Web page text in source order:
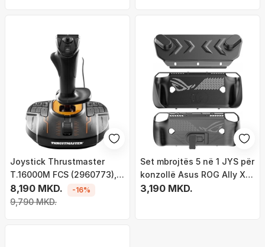
Joystick Thrustmaster
T.16000M FCS (2960773), i
zi
8,190 MKD.
9,790 MKD.
-16%
Set mbrojtës 5 në 1 JYS për
konzollë Asus ROG Ally X,
case, mbulesë ekrani, i zi
3,190 MKD.